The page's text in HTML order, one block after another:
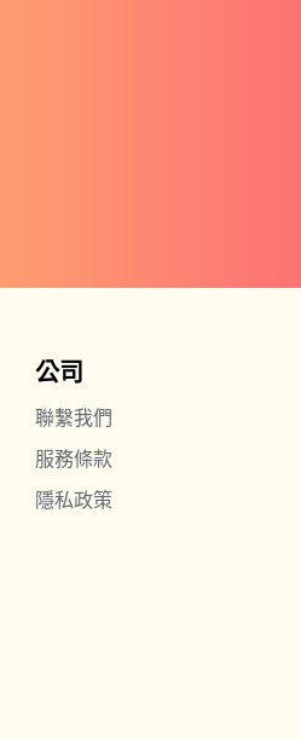
公司
聯繫我們
服務條款
隱私政策